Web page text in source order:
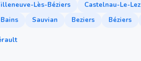
Lès-Béziers Castelnau-Le-Lez
Sauvian Beziers Béziers